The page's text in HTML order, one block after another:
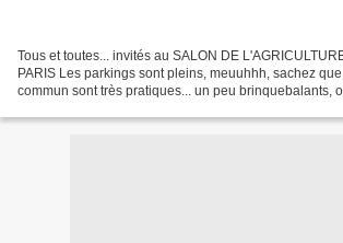
Tous et toutes... invités au SALON DE
PARIS Les parkings sont pleins, meuuhhh, sachez
commun sont très pratiques... un peu brinquebalants,